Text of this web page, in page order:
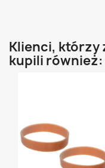
Klienci, którzy
kupili również: